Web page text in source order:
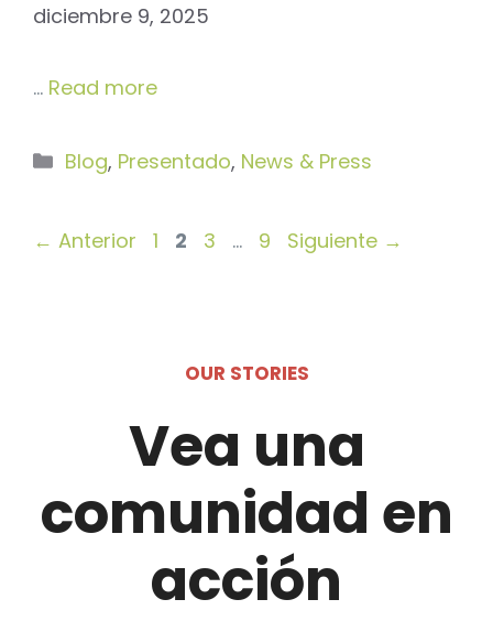
diciembre 9, 2025
… Read more
Categorías
Blog, Presentado, News & Press
← Anterior Página
1 Página
2 Página
3 … Página
9 Siguiente →
OUR STORIES
Vea una
comunidad en
acción